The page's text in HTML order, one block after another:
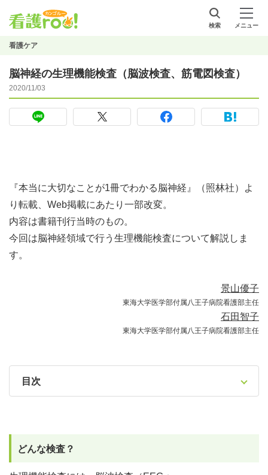
検索 メニュー
看護ケア
脳神経の生理機能検査（脳波検査、筋電図検査）
2020/11/03
『本当に大切なことが1冊でわかる脳神経』（照林社）よ
り転載、Web掲載にあたり一部改変。
内容は書籍刊行当時のもの。
今回は脳神経領域で行う生理機能検査について解説しま
す。
景山優子
東海大学医学部付属八王子病院看護部主任
石田智子
東海大学医学部付属八王子病院看護部主任
目次
どんな検査？